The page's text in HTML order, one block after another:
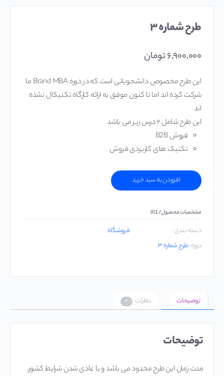
طرح شماره ۳
۶,۹۰۰,۰۰۰تومان
این طرح مخصوص دانشجویانی است که در دوره Brand MBA ما
شرکت کرده اند اما تا کنون موفق به ارائه کارگاه تکنیکال نشده
اند
این طرح شامل ۲ درس زیر می باشد
فروش B2B
تکنیک های کاربردی فروش
افزودن به سبد خرید
مشخصات محصول/کالا
دسته بندی:
فروشگاه
دوره:طرح شماره ۳
توضیحات نظرات ۰
توضیحات
مدت زمان این طرح محدود می باشد و با عادی شدن شرایط کشور،